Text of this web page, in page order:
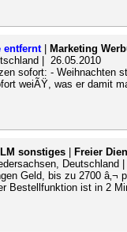
entfernt| Marketing
| 26.05.2010
sofort: - Weihnachten
weiÃŸ, was er damit
sonstiges
Freier
Deutschland
Geld, bis zu 2700 â‚¬
Bestellfunktion ist in 2